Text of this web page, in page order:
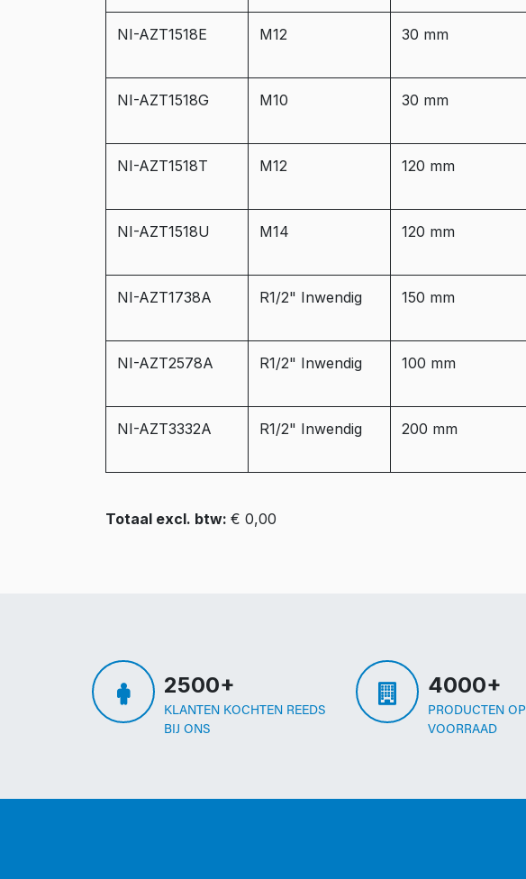
NI-AZT1518E M12 30 mm
NI-AZT1518G M10 30 mm
NI-AZT1518T M12 120 mm
NI-AZT1518U M14 120 mm
NI-AZT1738A R1/2" Inwendig 150 mm
NI-AZT2578A R1/2" Inwendig 100 mm
NI-AZT3332A R1/2" Inwendig 200 mm
Totaal excl. btw: € 0,00
2500+
KLANTEN KOCHTEN REEDS
BIJ ONS
4000+
PRODUCTEN OP
VOORRAAD